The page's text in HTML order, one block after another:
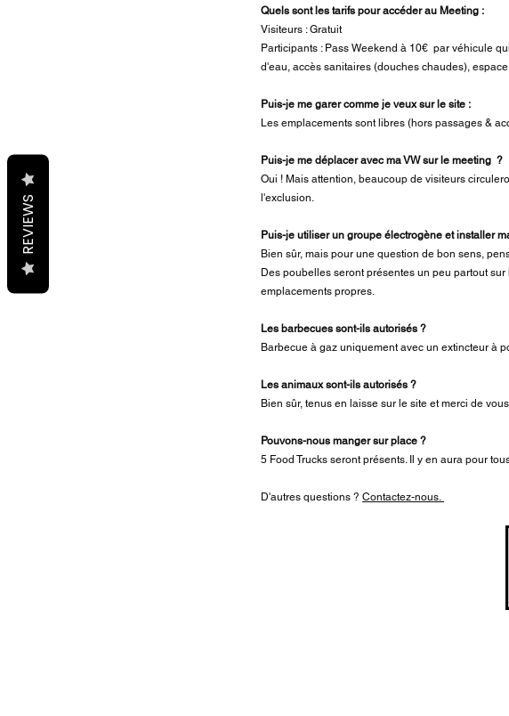
Quels sont les tarifs pour accéder au Meeting :
Visiteurs : Gratuit
Participants : Pass Weekend à 10€ par véhicule
d'eau, accès sanitaires (douches chaudes), espace
Puis-je me garer comme je veux sur le site :
Les emplacements sont libres (hors passages &
Puis-je me déplacer avec ma VW sur le meeting ?
Oui ! Mais attention, beaucoup de visiteurs
l'exclusion.
Puis-je utiliser un groupe électrogène et installer
Bien sûr, mais pour une question de bon sens,
Des poubelles seront présentes un peu partout
emplacements propres.
Les barbecues sont-ils autorisés ?
Barbecue à gaz uniquement avec un extincteur à
Les animaux sont-ils autorisés ?
Bien sûr, tenus en laisse sur le site et merci de
Pouvons-nous manger sur place ?
5 Food Trucks seront présents. Il y en aura pour
D'autres questions ? Contactez-nous.
REVIEWS